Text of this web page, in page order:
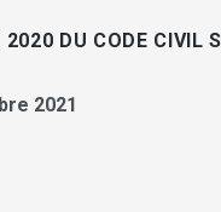
DU CODE CIVIL
2021